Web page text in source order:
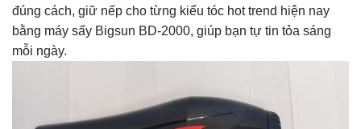
đúng cách, giữ nếp cho từng kiểu tóc hot trend hiện nay
bằng máy sấy Bigsun BD-2000, giúp bạn tự tin tỏa sáng
mỗi ngày.